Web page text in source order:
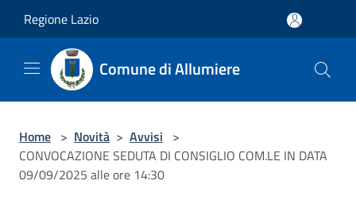
Regione Lazio
Comune di Allumiere
Home > Novità > Avvisi >
CONVOCAZIONE SEDUTA DI CONSIGLIO COM.LE IN DATA
09/09/2025 alle ore 14:30